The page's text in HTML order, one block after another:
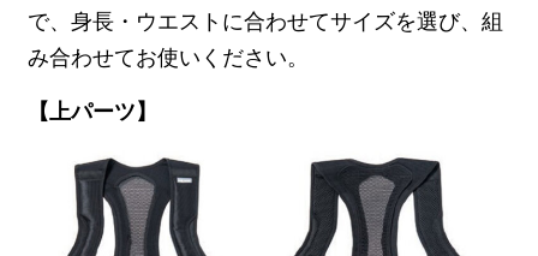
で、身長・ウエストに合わせてサイズを選び、組
み合わせてお使いください。
【上パーツ】